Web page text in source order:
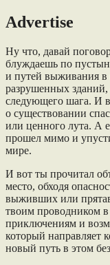
Advertise
Ну что, давай
блуждаешь по
и путей выживания
разрушенных
следующего шага. И
о существовании
или ценного лута. А
прошел мимо и
мире.
И вот ты прочитал
место, обходя
выживших или
твоим проводником
приключениям и
который направляет
новый путь в этом